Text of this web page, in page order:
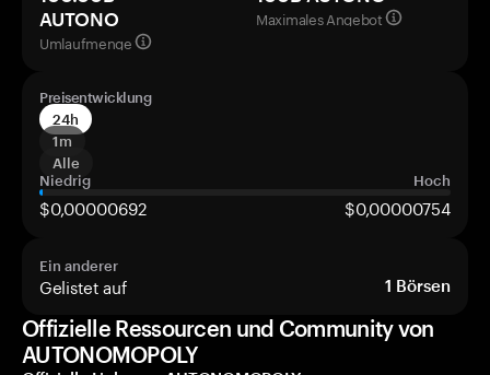
AUTONO
Umlaufmenge
Maximales Angebot
Preisentwicklung
24h
1m
Alle
Niedrig
Hoch
$0,00000692 $0,00000754
Ein anderer
Gelistet auf 1 Börsen
Offizielle Ressourcen und Community von
AUTONOMOPOLY